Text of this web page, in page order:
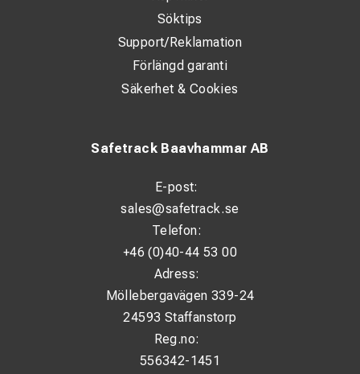
Safetrack Baavhammar AB
E-post:
sales@safetrack.se
Telefon:
+46 (0)40-44 53 00
Adress:
Möllebergavägen 339-24
24593 Staffanstorp
Reg.no:
556342-1451
Söktips
Support/Reklamation
Förlängd garanti
Säkerhet & Cookies